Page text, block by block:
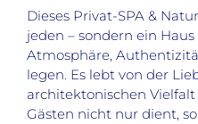
Dieses Privat-SPA &
jeden – sondern ein
Atmosphäre,
legen. Es lebt von der
architektonischen
Gästen nicht nur dient,